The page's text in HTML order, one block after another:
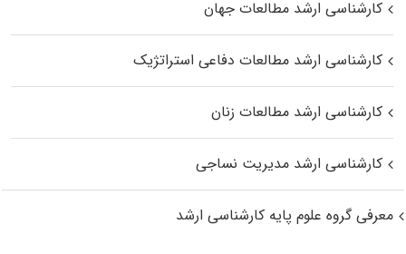
کارشناسی ارشد مطالعات جهان
کارشناسی ارشد مطالعات دفاعی استراتژیک
کارشناسی ارشد مطالعات زنان
کارشناسی ارشد مدیریت نساجی
معرفی گروه علوم پایه کارشناسی ارشد